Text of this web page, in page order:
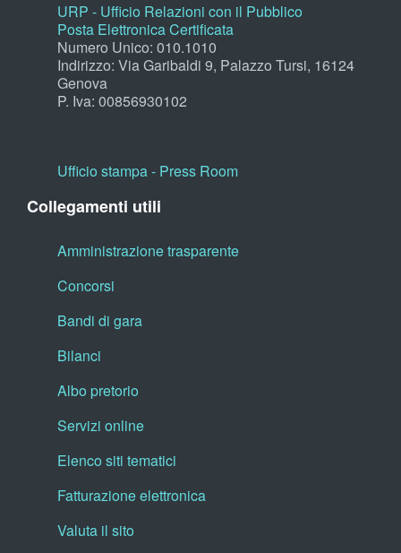
URP - Ufficio Relazioni con il Pubblico
Posta Elettronica Certificata
Numero Unico: 010.1010
Indirizzo: Via Garibaldi 9, Palazzo Tursi, 16124
Genova
P. Iva: 00856930102
Ufficio stampa - Press Room
Collegamenti utili
Amministrazione trasparente
Concorsi
Bandi di gara
Bilanci
Albo pretorio
Servizi online
Elenco siti tematici
Fatturazione elettronica
Valuta il sito